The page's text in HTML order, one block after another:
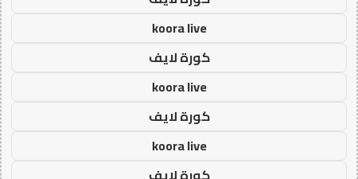
koora live
كورة لايف
koora live
كورة لايف
koora live